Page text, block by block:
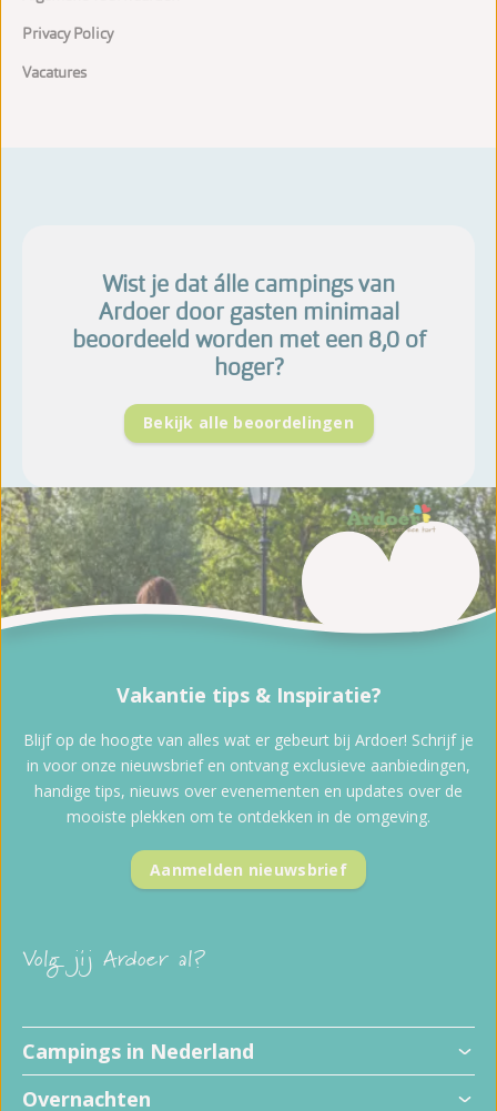
Privacy Policy
Vacatures
Wist je dat álle campings van
Ardoer door gasten minimaal
beoordeeld worden met een 8,0 of
hoger?
Bekijk alle beoordelingen
Volg jij Ardoer al?
Campings in Nederland
Overnachten
Vakantie tips & Inspiratie?
Blijf op de hoogte van alles wat er gebeurt bij Ardoer! Schrijf je
in voor onze nieuwsbrief en ontvang exclusieve aanbiedingen,
handige tips, nieuws over evenementen en updates over de
mooiste plekken om te ontdekken in de omgeving.
Aanmelden nieuwsbrief